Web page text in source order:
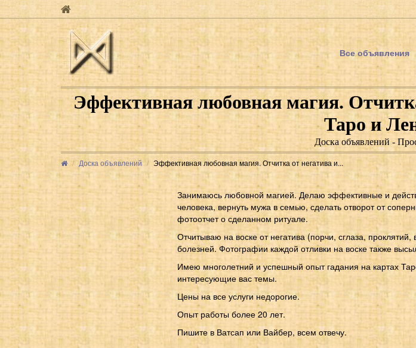
Все объявления
Эффективная любовная магия.
Таро и
Доска объявлений -
Доска объявлений
Эффективная любовная магия. Отчитка от негатива и...
Занимаюсь любовной магией. Делаю эффективные и
человека, вернуть мужа в семью, сделать отворот от
фотоотчет о сделанном ритуале.
Отчитываю на воске от негатива (порчи, сглаза,
болезней. Фотографии каждой отливки на воске также
Имею многолетний и успешный опыт гадания на картах
интересующие вас темы.
Цены на все услуги недорогие.
Опыт работы более 20 лет.
Пишите в Ватсап или Вайбер, всем отвечу.